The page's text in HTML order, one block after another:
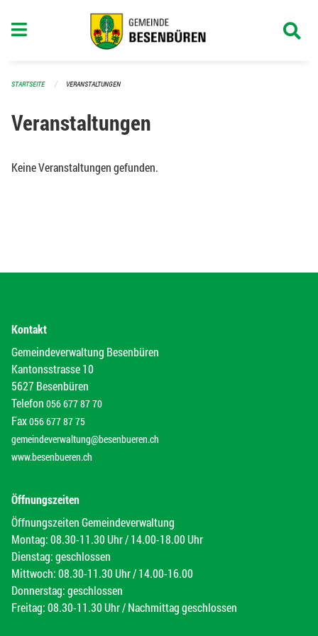
STARTSEITE VERANSTALTUNGEN
Veranstaltungen
Keine Veranstaltungen gefunden.
Kontakt
Gemeindeverwaltung Besenbüren
Kantonsstrasse 10
5627 Besenbüren
Telefon 056 677 87 70
Fax056 677 87 75
gemeindeverwaltung@besenbueren.ch
www.besenbueren.ch
Öffnungszeiten
Öffnungszeiten Gemeindeverwaltung
Montag: 08.30-11.30 Uhr / 14.00-18.00 Uhr
Dienstag: geschlossen
Mittwoch: 08.30-11.30 Uhr / 14.00-16.00
Donnerstag: geschlossen
Freitag: 08.30-11.30 Uhr / Nachmittag geschlossen